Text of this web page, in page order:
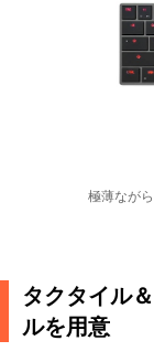
極薄なが
タクタイル
ルを用意